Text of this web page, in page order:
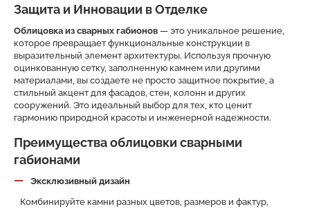
Защита и Инновации в Отделке
Облицовка из сварных габионов — это уникальное решение,
которое превращает функциональные конструкции в
выразительный элемент архитектуры. Используя прочную
оцинкованную сетку, заполненную камнем или другими
материалами, вы создаете не просто защитное покрытие, а
стильный акцент для фасадов, стен, колонн и других
сооружений. Это идеальный выбор для тех, кто ценит
гармонию природной красоты и инженерной надежности.
Преимущества облицовки сварными
габионами
Эксклюзивный дизайн
Комбинируйте камни разных цветов, размеров и фактур,